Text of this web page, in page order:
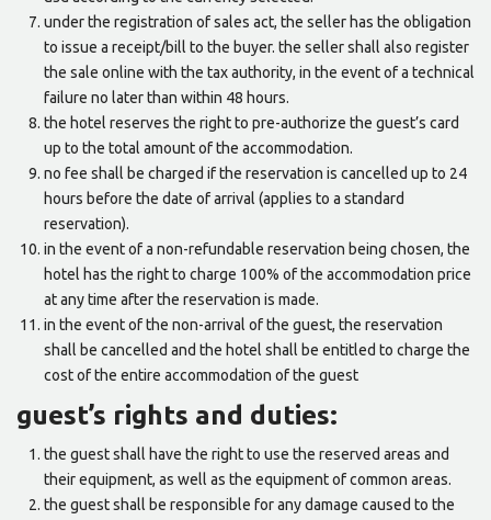
under the registration of sales act, the seller has the obligation
to issue a receipt/bill to the buyer. the seller shall also register
the sale online with the tax authority, in the event of a technical
failure no later than within 48 hours.
the hotel reserves the right to pre-authorize the guest’s card
up to the total amount of the accommodation.
no fee shall be charged if the reservation is cancelled up to 24
hours before the date of arrival (applies to a standard
reservation).
in the event of a non-refundable reservation being chosen, the
hotel has the right to charge 100% of the accommodation price
at any time after the reservation is made.
in the event of the non-arrival of the guest, the reservation
shall be cancelled and the hotel shall be entitled to charge the
cost of the entire accommodation of the guest
guest’s rights and duties:
the guest shall have the right to use the reserved areas and
their equipment, as well as the equipment of common areas.
the guest shall be responsible for any damage caused to the